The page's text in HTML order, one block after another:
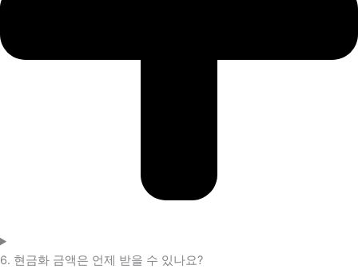
6. 현금화 금액은 언제 받을 수 있나요?